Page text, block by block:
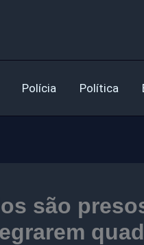
Polícia Política
são